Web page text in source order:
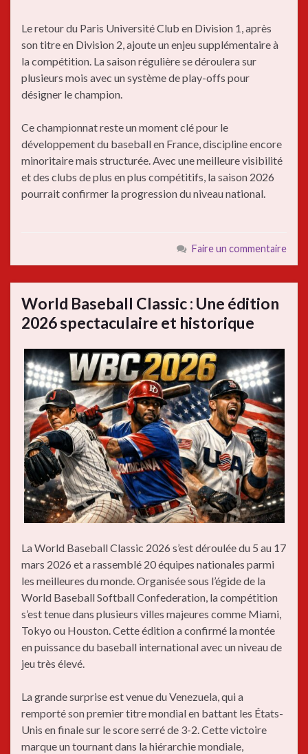
Le retour du Paris Université Club en Division 1, après
son titre en Division 2, ajoute un enjeu supplémentaire à
la compétition. La saison régulière se déroulera sur
plusieurs mois avec un système de play-offs pour
désigner le champion.
Ce championnat reste un moment clé pour le
développement du baseball en France, discipline encore
minoritaire mais structurée. Avec une meilleure visibilité
et des clubs de plus en plus compétitifs, la saison 2026
pourrait confirmer la progression du niveau national.
Faire un commentaire
World Baseball Classic : Une édition
2026 spectaculaire et historique
La World Baseball Classic 2026 s’est déroulée du 5 au 17
mars 2026 et a rassemblé 20 équipes nationales parmi
les meilleures du monde. Organisée sous l’égide de la
World Baseball Softball Confederation, la compétition
s’est tenue dans plusieurs villes majeures comme Miami,
Tokyo ou Houston. Cette édition a confirmé la montée
en puissance du baseball international avec un niveau de
jeu très élevé.
La grande surprise est venue du Venezuela, qui a
remporté son premier titre mondial en battant les États-
Unis en finale sur le score serré de 3-2. Cette victoire
marque un tournant dans la hiérarchie mondiale,